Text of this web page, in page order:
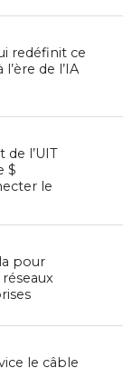
redéfinit ce
de l’IA
de l’UIT
$
le
pour
le câble